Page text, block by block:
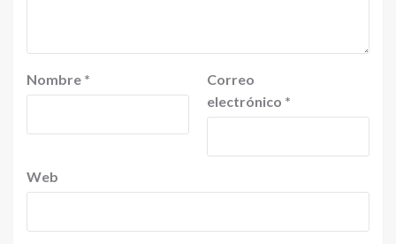
Nombre *
Correo
electrónico *
Web